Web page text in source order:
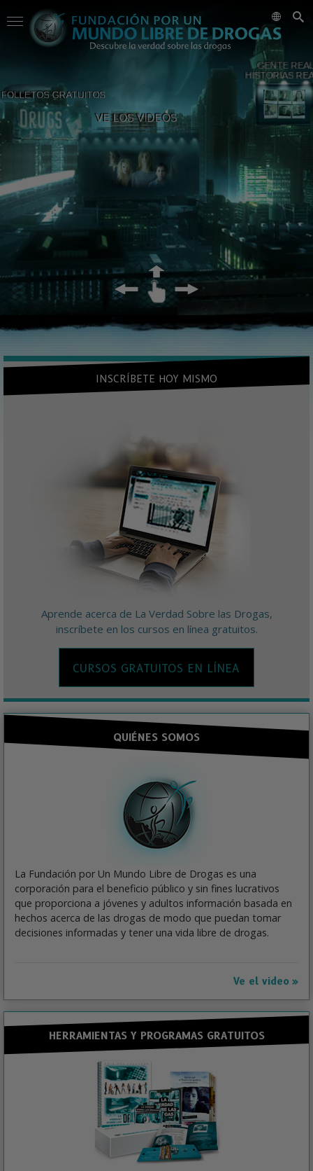
INSCRÍBETE HOY MISMO
Aprende acerca de La Verdad Sobre las Drogas,
inscríbete en los cursos en línea gratuitos.
CURSOS GRATUITOS EN LÍNEA
QUIÉNES SOMOS
La Fundación por Un Mundo Libre de Drogas es una
corporación para el beneficio público y sin fines lucrativos
que proporciona a jóvenes y adultos información basada en
hechos acerca de las drogas de modo que puedan tomar
decisiones informadas y tener una vida libre de drogas.
Ve el video
HERRAMIENTAS Y PROGRAMAS GRATUITOS